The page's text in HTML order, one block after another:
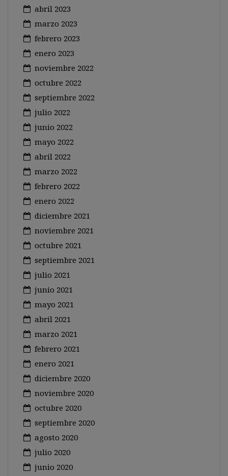
abril 2023
marzo 2023
febrero 2023
enero 2023
noviembre 2022
octubre 2022
septiembre 2022
julio 2022
junio 2022
mayo 2022
abril 2022
marzo 2022
febrero 2022
enero 2022
diciembre 2021
noviembre 2021
octubre 2021
septiembre 2021
julio 2021
junio 2021
mayo 2021
abril 2021
marzo 2021
febrero 2021
enero 2021
diciembre 2020
noviembre 2020
octubre 2020
septiembre 2020
agosto 2020
julio 2020
junio 2020